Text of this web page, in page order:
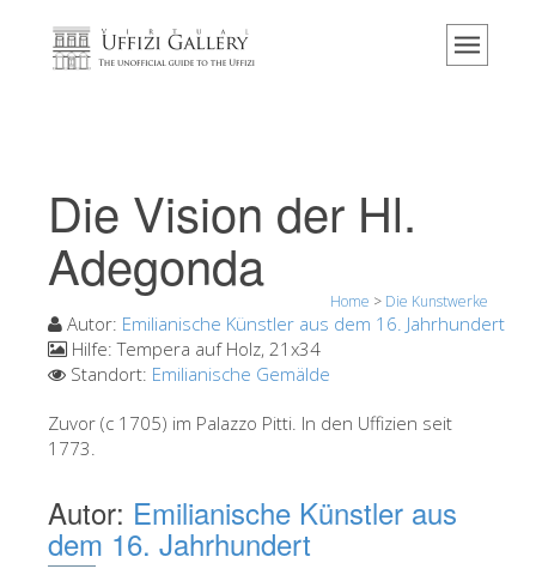
Home
Veranstaltungen & Ausstellungen
Besucher Bewertungen
Die Uffizien entdecken
Virtuelle Tour
Die Säle
Die Künstler
Die Vision der Hl.
Adegonda
Home > Die Kunstwerke
Autor: Emilianische Künstler aus dem 16. Jahrhundert
Hilfe:Tempera auf Holz, 21x34
Standort: Emilianische Gemälde
Zuvor (c 1705) im Palazzo Pitti. In den Uffizien seit
1773.
Autor: Emilianische Künstler aus
dem 16. Jahrhundert